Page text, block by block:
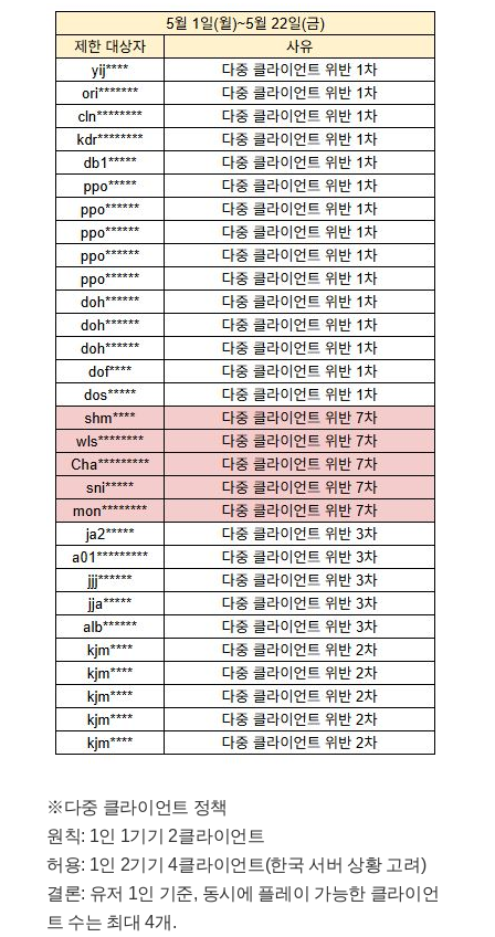
※다중 클라이언트 정책
원칙: 1인 1기기 2클라이언트
허용: 1인 2기기 4클라이언트(한국 서버 상황 고려)
결론: 유저 1인 기준, 동시에 플레이 가능한 클라이언
트 수는 최대 4개.